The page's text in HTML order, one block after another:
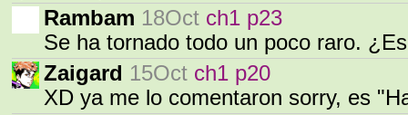
Rambam 18Oct ch1 p23
Se ha tornado todo un poco raro.
Zaigard 15Oct ch1 p20
XD ya me lo comentaron sorry, es